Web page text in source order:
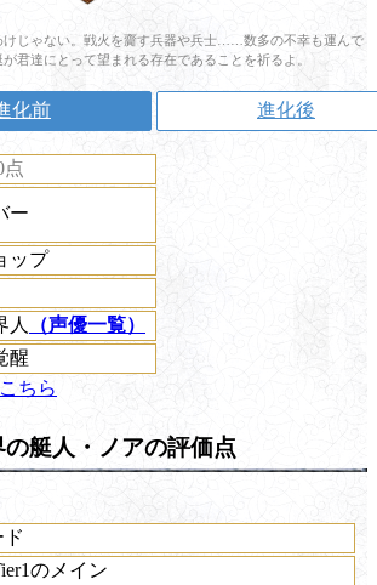
けじゃない。戦火を齎す兵器や兵士……数多の不幸も運んで
君達にとって望まれる存在であることを祈るよ。
化前 進化後
点
ー
ップ
人
（声優一覧）
醒
ちら
艇人・ノアの評価点
のメイン